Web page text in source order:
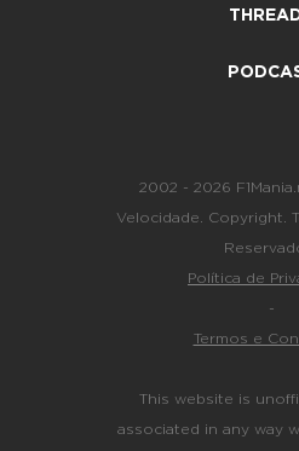
2002 - 2026
Velocidade. Copyright.
Política de
-
Termos e
This website is
associated in any way